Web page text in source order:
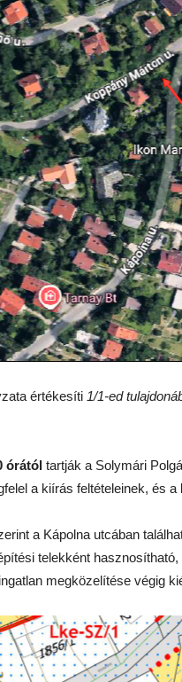
értékesíti 1/1-ed
órától tartják a Solymári
a kiírás feltételeinek, és
a Kápolna utcában
telekként
megközelítése végig